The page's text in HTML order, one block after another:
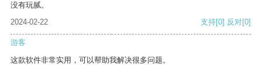
没有玩腻。
2024-02-22
支持[0] 反对[0]
游客
这款软件非常实用，可以帮助我解决很多问题。